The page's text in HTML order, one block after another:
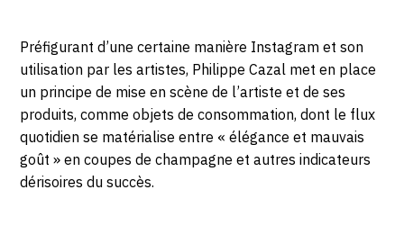
Préfigurant d’une certaine manière Instagram et son
utilisation par les artistes, Philippe Cazal met en place
un principe de mise en scène de l’artiste et de ses
produits, comme objets de consommation, dont le flux
quotidien se matérialise entre « élégance et mauvais
goût » en coupes de champagne et autres indicateurs
dérisoires du succès.